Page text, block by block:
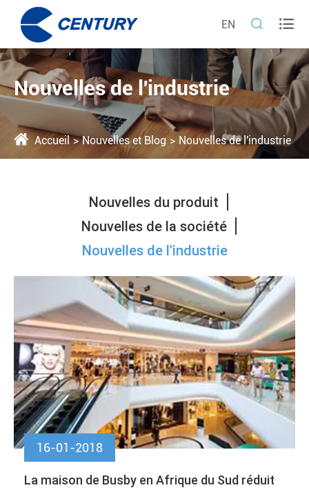
EN  
Nouvelles de l'industrie
Accueil Nouvelles et Blog Nouvelles de l'industrie
Nouvelles du produit
Nouvelles de la société
Nouvelles de l'industrie
16-01-2018
La maison de Busby en Afrique du Sud réduit